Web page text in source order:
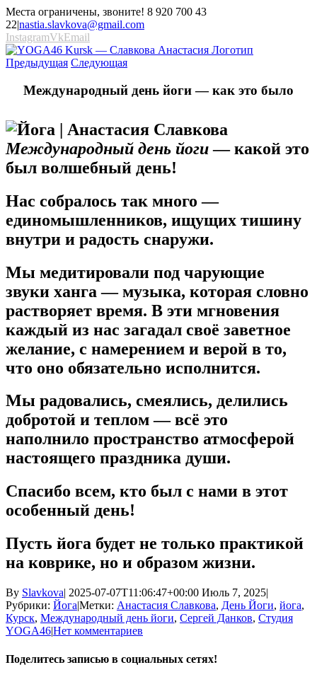
Места ограничены, звоните! 8 920 700 43
22|nastia.slavkova@gmail.com
InstagramVkEmail
Предыдущая Следующая
Международный день йоги — как это было
Международный день йоги— какой это
был волшебный день!
Нас собралось так много —
единомышленников, ищущих тишину
внутри и радость снаружи.
Мы медитировали под чарующие
звуки ханга — музыка, которая словно
растворяет время. В эти мгновения
каждый из нас загадал своё заветное
желание, с намерением и верой в то,
что оно обязательно исполнится.
Мы радовались, смеялись, делились
добротой и теплом — всё это
наполнило пространство атмосферой
настоящего праздника души.
Спасибо всем, кто был с нами в этот
особенный день!
Пусть йога будет не только практикой
на коврике, но и образом жизни.
By Slavkova| 2025-07-07T11:06:47+00:00 Июль 7, 2025|
Рубрики: Йога|Метки: Анастасия Славкова, День Йоги, йога,
Курск, Международный день йоги, Сергей Данков, Студия
YOGA46|Нет комментариев
Поделитесь записью в социальных сетях!